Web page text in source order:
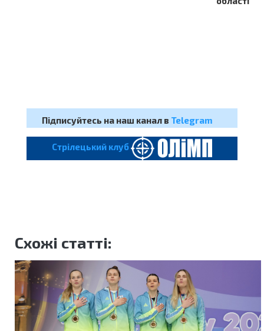
Підписуйтесь на наш канал в Telegram
Cтрілецький клуб
Схожі статті: